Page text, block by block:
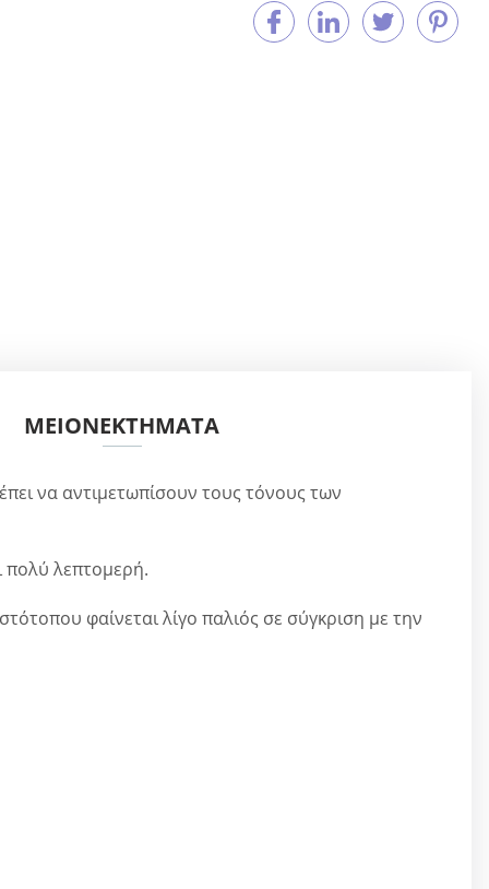
ΜΕΙΟΝΕΚΤΉΜΑΤΑ
να αντιμετωπίσουν τους τόνους των
πολύ λεπτομερή.
φαίνεται λίγο παλιός σε σύγκριση με την